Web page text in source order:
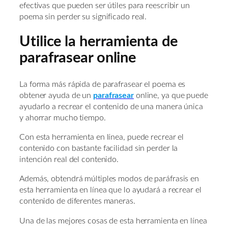
efectivas que pueden ser útiles para reescribir un
poema sin perder su significado real.
Utilice la herramienta de
parafrasear online
La forma más rápida de parafrasear el poema es
obtener ayuda de un parafrasearonline, ya que puede
ayudarlo a recrear el contenido de una manera única
y ahorrar mucho tiempo.
Con esta herramienta en línea, puede recrear el
contenido con bastante facilidad sin perder la
intención real del contenido.
Además, obtendrá múltiples modos de paráfrasis en
esta herramienta en línea que lo ayudará a recrear el
contenido de diferentes maneras.
Una de las mejores cosas de esta herramienta en línea